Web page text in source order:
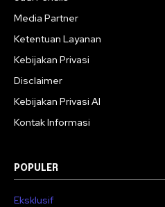
Media Partner
Ketentuan Layanan
Kebijakan Privasi
Disclaimer
Kebijakan Privasi AI
Kontak Informasi
POPULER
Eksklusif